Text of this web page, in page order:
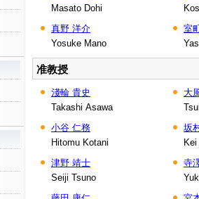
Masato Dohi
真野 洋介
Yosuke Mano
室
准教授
淺輪 貴史
Takashi Asawa
大
小谷 仁務
Hitomu Kotani
坂
津野 靖士
Seiji Tsuno
寺